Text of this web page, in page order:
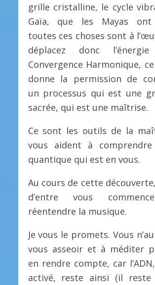
grille cristalline, le cycle
Gaïa, que les Mayas
toutes ces choses sont à
déplacez donc
Convergence Harmonique,
donne la permission de
un processus qui est une
sacrée, qui est une maîtrise.
Ce sont les outils de la
vous aident à
quantique qui est en vous.
Au cours de cette
d’entre vous
réentendre la musique.
Je vous le promets. Vous
vous asseoir et à méditer
en rendre compte, car
activé, reste ainsi (il reste